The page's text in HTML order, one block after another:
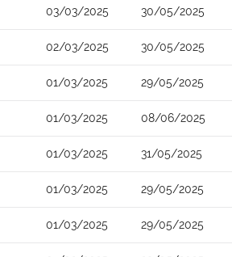
03/03/2025 30/05/2025
02/03/2025 30/05/2025
01/03/2025 29/05/2025
01/03/2025 08/06/2025
01/03/2025 31/05/2025
01/03/2025 29/05/2025
01/03/2025 29/05/2025